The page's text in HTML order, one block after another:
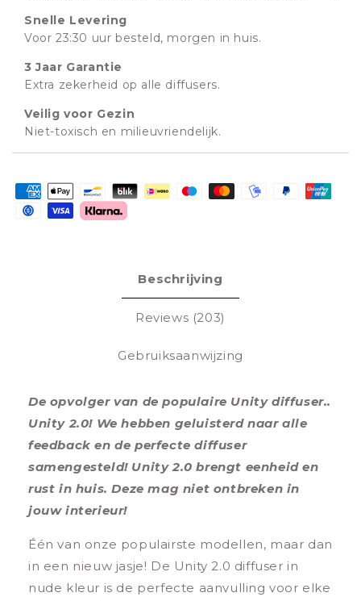
Snelle Levering
Voor 23:30 uur besteld, morgen in huis.
3 Jaar Garantie
Extra zekerheid op alle diffusers.
Veilig voor Gezin
Niet-toxisch en milieuvriendelijk.
Betaalmethoden
Beschrijving
Reviews (203)
Gebruiksaanwijzing
De opvolger van de populaire Unity diffuser..
Unity 2.0! We hebben geluisterd naar alle
feedback en de perfecte diffuser
samengesteld! Unity 2.0 brengt eenheid en
rust in huis. Deze mag niet ontbreken in
jouw interieur!
Één van onze populairste modellen, maar dan
in een nieuw jasje! De Unity 2.0 diffuser in
nude kleur is de perfecte aanvulling voor elke